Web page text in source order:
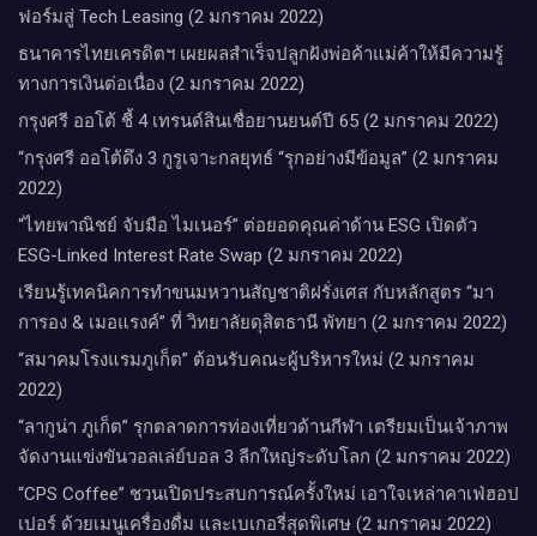
ฟอร์มสู่ Tech Leasing (2 มกราคม 2022)
ธนาคารไทยเครดิตฯ เผยผลสำเร็จปลูกฝังพ่อค้าแม่ค้าให้มีความรู้
ทางการเงินต่อเนื่อง (2 มกราคม 2022)
กรุงศรี ออโต้ ชี้ 4 เทรนด์สินเชื่อยานยนต์ปี 65 (2 มกราคม 2022)
“กรุงศรี ออโต้ดึง 3 กูรูเจาะกลยุทธ์ “รุกอย่างมีข้อมูล” (2 มกราคม
2022)
“ไทยพาณิชย์ จับมือ ไมเนอร์” ต่อยอดคุณค่าด้าน ESG เปิดตัว
ESG-Linked Interest Rate Swap (2 มกราคม 2022)
เรียนรู้เทคนิคการทำขนมหวานสัญชาติฝรั่งเศส กับหลักสูตร “มา
การอง & เมอแรงค์” ที่ วิทยาลัยดุสิตธานี พัทยา (2 มกราคม 2022)
“สมาคมโรงแรมภูเก็ต” ต้อนรับคณะผู้บริหารใหม่ (2 มกราคม
2022)
“ลากูน่า ภูเก็ต” รุกตลาดการท่องเที่ยวด้านกีฬา เตรียมเป็นเจ้าภาพ
จัดงานแข่งขันวอลเล่ย์บอล 3 ลีกใหญ่ระดับโลก (2 มกราคม 2022)
“CPS Coffee” ชวนเปิดประสบการณ์ครั้งใหม่ เอาใจเหล่าคาเฟ่ฮอป
เปอร์ ด้วยเมนูเครื่องดื่ม และเบเกอรี่สุดพิเศษ (2 มกราคม 2022)